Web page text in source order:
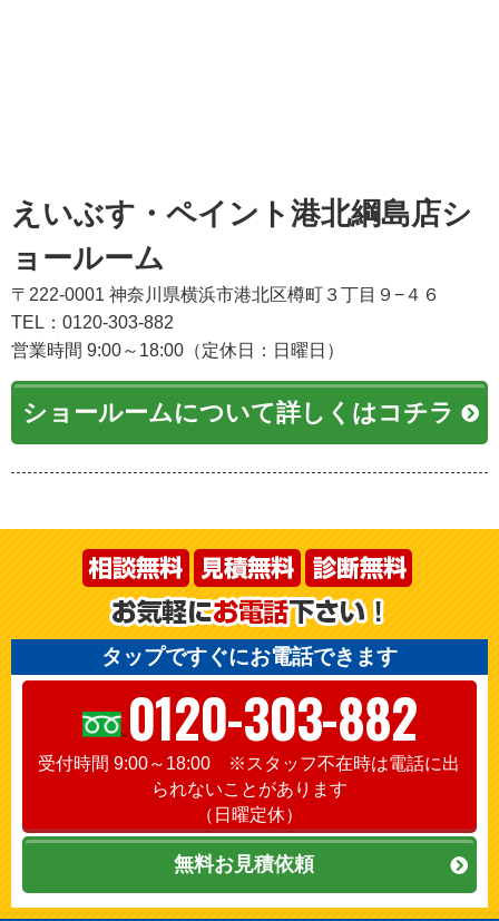
えいぶす・ペイント港北綱島店シ
ョールーム
〒222-0001 神奈川県横浜市港北区樽町３丁目９−４６
TEL：0120-303-882
営業時間 9:00～18:00（定休日：日曜日）
ショールームについて詳しくはコチラ
タップですぐにお電話できます
0120-303-882
受付時間 9:00～18:00 ※スタッフ不在時は電話に出
られないことがあります
（日曜定休）
無料お見積依頼